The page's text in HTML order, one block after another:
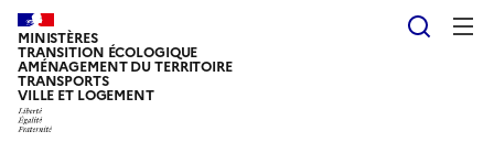
MINISTÈRES
TRANSITION ÉCOLOGIQUE
AMÉNAGEMENT DU TERRITOIRE
TRANSPORTS
VILLE ET LOGEMENT